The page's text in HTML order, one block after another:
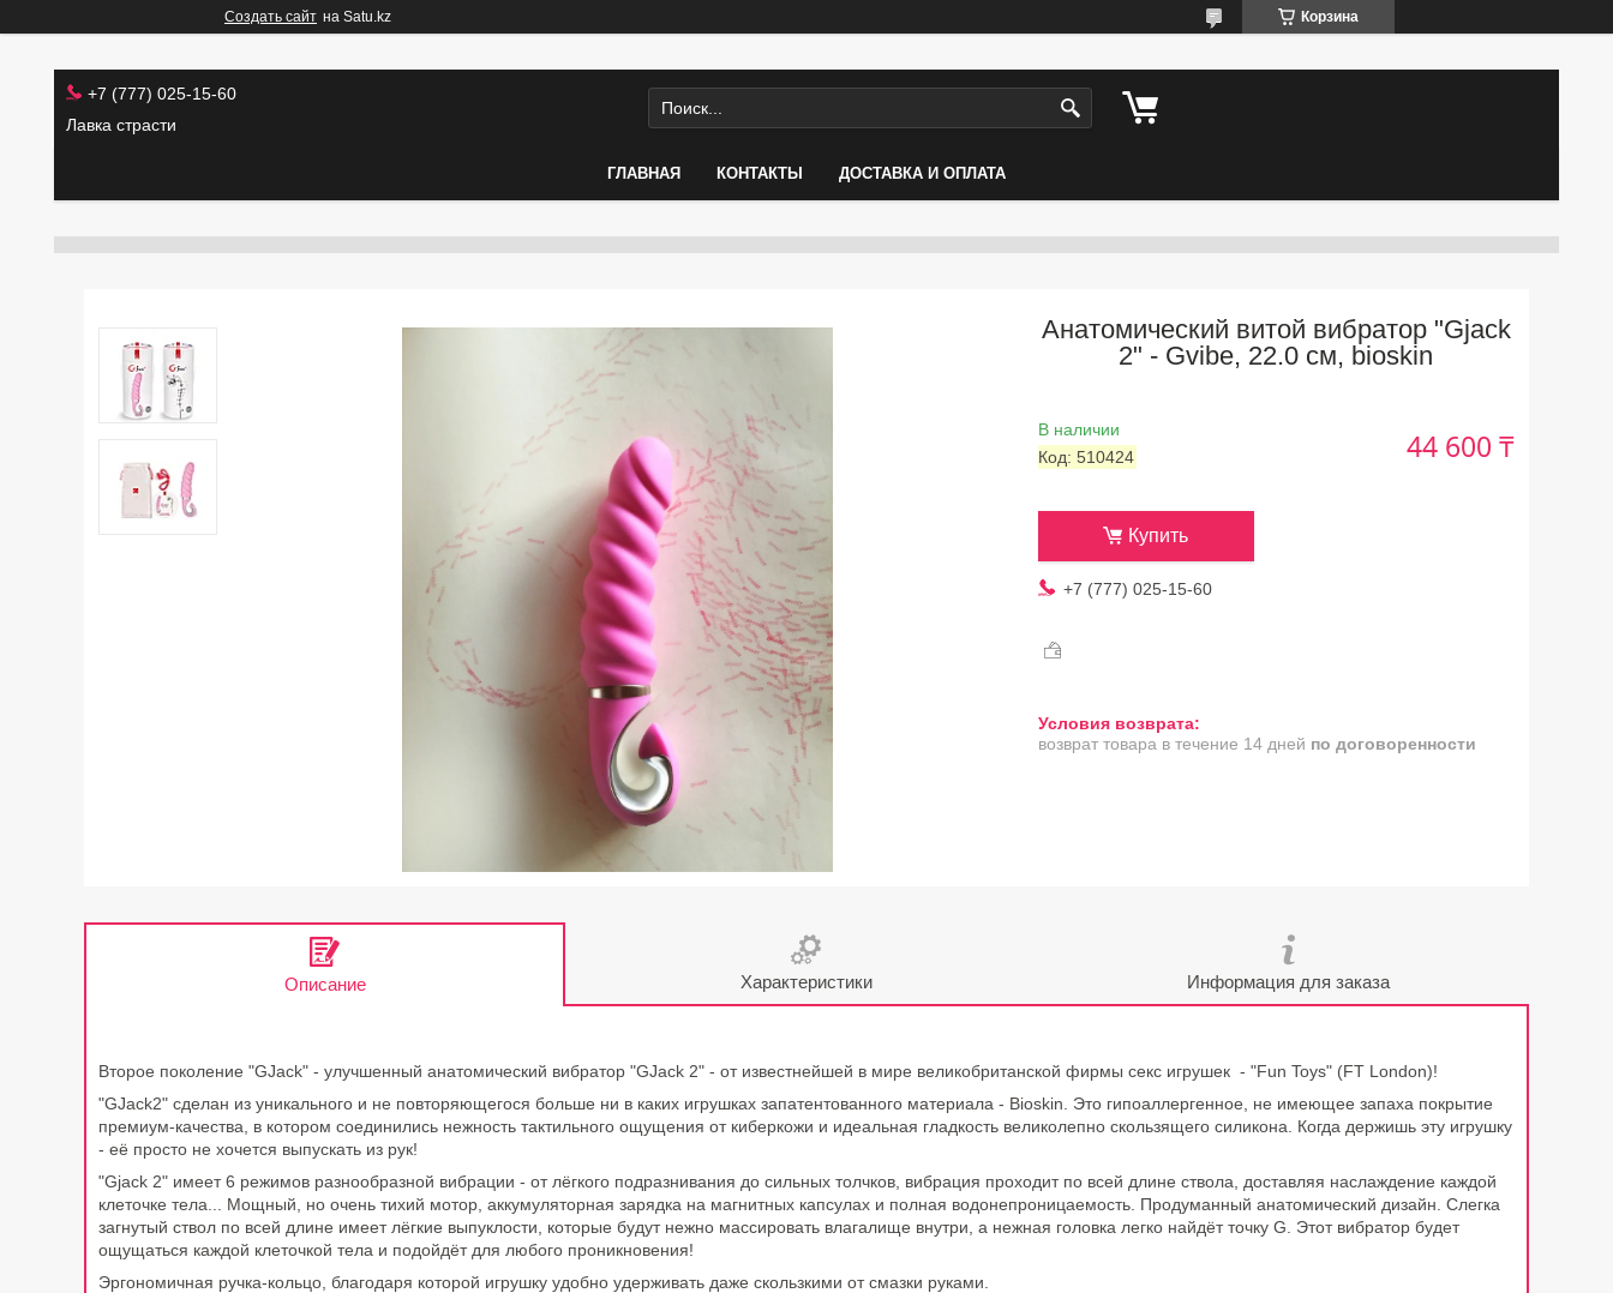
Создать сайт на Satu.kz Корзина
+7 (777) 025-15-60
Лавка страсти
ГЛАВНАЯ КОНТАКТЫ ДОСТАВКА И ОПЛАТА
Анатомический витой вибратор "Gjack
2" - Gvibe, 22.0 см, bioskin
В наличии
Код: 510424 44 600 ₸
Купить
+7 (777) 025-15-60
возврат товара в течение 14 дней по договоренности
Описание Характеристики Информация для заказа
Второе поколение "GJack" - улучшенный анатомический вибратор "GJack 2" - от известнейшей в мире великобританской фирмы секс игрушек - "Fun Toys" (FT London)!
"GJack2" сделан из уникального и не повторяющегося больше ни в каких игрушках запатентованного материала - Bioskin. Это гипоаллергенное, не имеющее запаха покрытие
премиум-качества, в котором соединились нежность тактильного ощущения от киберкожи и идеальная гладкость великолепно скользящего силикона. Когда держишь эту игрушку
- её просто не хочется выпускать из рук!
"Gjack 2" имеет 6 режимов разнообразной вибрации - от лёгкого подразнивания до сильных толчков, вибрация проходит по всей длине ствола, доставляя наслаждение каждой
клеточке тела... Мощный, но очень тихий мотор, аккумуляторная зарядка на магнитных капсулах и полная водонепроницаемость. Продуманный анатомический дизайн. Слегка
загнутый ствол по всей длине имеет лёгкие выпуклости, которые будут нежно массировать влагалище внутри, а нежная головка легко найдёт точку G. Этот вибратор будет
ощущаться каждой клеточкой тела и подойдёт для любого проникновения!
Эргономичная ручка-кольцо, благодаря которой игрушку удобно удерживать даже скользкими от смазки руками.